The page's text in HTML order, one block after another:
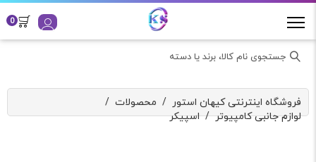
0
جستجوی نام کالا، برند یا دسته
فروشگاه اینترنتی کیهان استور / محصولات /
لوازم جانبی کامپیوتر/اسپیکر